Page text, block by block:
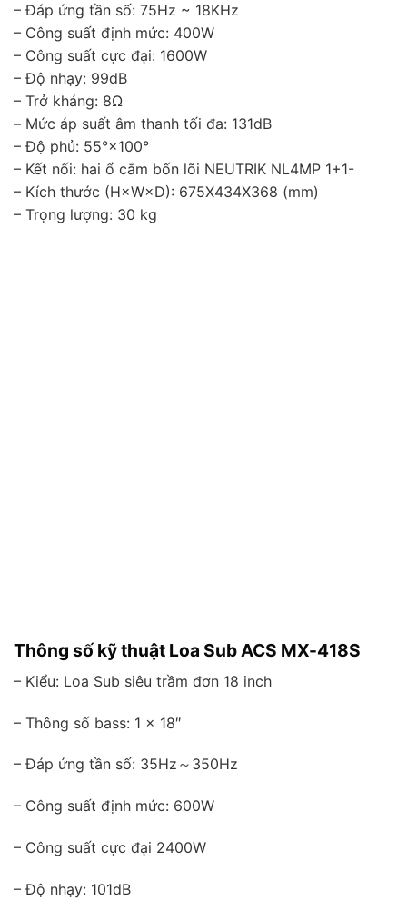
– Đáp ứng tần số: 75Hz ~ 18KHz
– Công suất định mức: 400W
– Công suất cực đại: 1600W
– Độ nhạy: 99dB
– Trở kháng: 8Ω
– Mức áp suất âm thanh tối đa: 131dB
– Độ phủ: 55°×100°
– Kết nối: hai ổ cắm bốn lõi NEUTRIK NL4MP 1+1-
– Kích thước (H×W×D): 675X434X368 (mm)
– Trọng lượng: 30 kg
Thông số kỹ thuật Loa Sub ACS MX-418S
– Kiểu: Loa Sub siêu trầm đơn 18 inch
– Thông số bass: 1 x 18″
– Đáp ứng tần số: 35Hz～350Hz
– Công suất định mức: 600W
– Công suất cực đại 2400W
– Độ nhạy: 101dB